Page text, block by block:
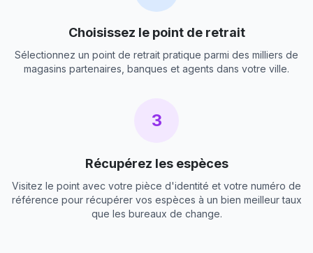
Choisissez le point de retrait
Sélectionnez un point de retrait pratique parmi des milliers de
magasins partenaires, banques et agents dans votre ville.
3
Récupérez les espèces
Visitez le point avec votre pièce d'identité et votre numéro de
référence pour récupérer vos espèces à un bien meilleur taux
que les bureaux de change.